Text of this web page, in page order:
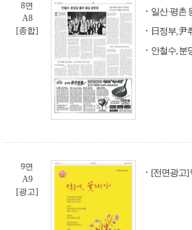
8면
A8
[종합]
일산·평촌
日정부, 尹
안철수, 분
9면
A9
[광고]
[전면광고]